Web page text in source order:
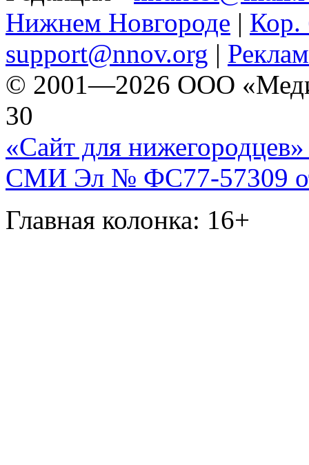
Нижнем Новгороде | Кор.
support@nnov.org |
© 2001—2026 ООО
30
«Сайт для нижегородцев»
СМИ Эл № ФС77-57309
Главная колонка: 16+